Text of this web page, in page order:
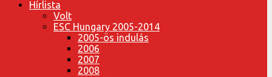
Hírlista
Volt
ESC Hungary 2005-2014
2005-ös indulás
2006
2007
2008